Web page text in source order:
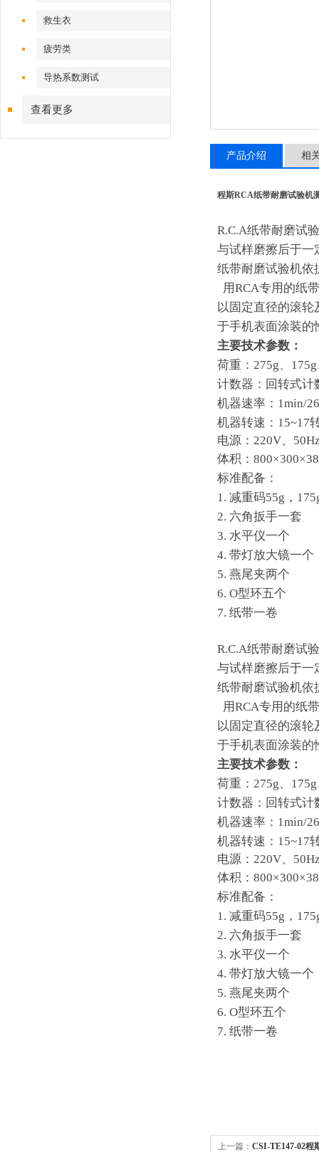
救生衣
疲劳类
导热系数测试
查看更多
产品介绍 相
程斯RCA纸带耐磨试验机
R.C.A纸带耐磨试
与试样磨擦后于一
纸带耐磨试验机依
用RCA专用的纸
以固定直径的滚
于手机表面涂装的
主要技术参数：
荷重： 275g、
计数器：回转式计
机器速率： 1min/
机器转速： 15~17
电源： 220V、
体积：
标准配备：
1. 减重码55g ，
2. 六角扳手一套
3. 水平仪一个
4. 带灯放大镜一个
5. 燕尾夹两个
6. O型环五个
7. 纸带一卷
R.C.A纸带耐磨试
与试样磨擦后于一
纸带耐磨试验机依
用RCA专用的纸
以固定直径的滚
于手机表面涂装的
主要技术参数：
荷重：275g、
计数器：回转式计
机器速率：1min/
机器转速：15~17
电源：220V、
体积：
标准配备：
1. 减重码55g ，
2. 六角扳手一套
3. 水平仪一个
4. 带灯放大镜一个
5. 燕尾夹两个
6. O型环五个
7. 纸带一卷
上一篇： CSI-TE147-02程